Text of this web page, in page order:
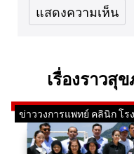
เรื่องราวสุ
ข่าววงการแพทย์ คลินิก โร